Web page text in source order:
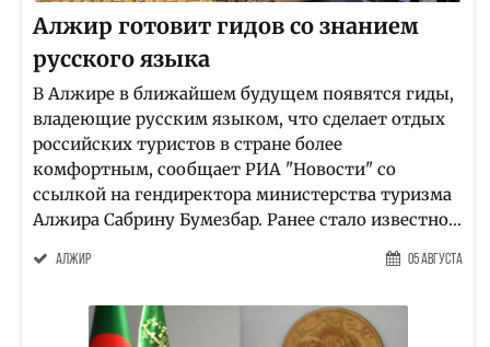
Алжир готовит гидов со знанием
русского языка
В Алжире в ближайшем будущем появятся гиды,
владеющие русским языком, что сделает отдых
российских туристов в стране более
комфортным, сообщает РИА "Новости" со
ссылкой на гендиректора министерства туризма
Алжира Сабрину Бумезбар. Ранее стало известно...
Алжир 05 Августа